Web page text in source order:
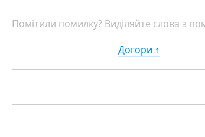
Помітили помилку? Виділяйте слова з
Догори ↑